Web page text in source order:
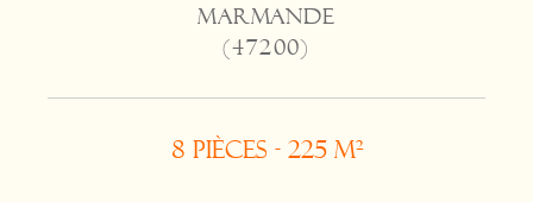
MARMANDE
(47200)
8 pièces - 225 m²